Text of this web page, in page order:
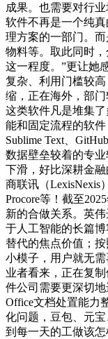
成果。也需要对行
软件不再是一个纯
理方案的一部门。
物料等。取此同时
这一程度。”更让她
复杂、利用门槛较
缩，正在海外，部
这类软件凡是堆集
能和固定流程的软
Sublime Text、
数据壁垒较着的专
下滑，好比深耕金
商联讯（LexisNexis
Procore等！截至
新的合做关系。英
于人工智能的长篇
替代的焦点价值；
小模子，用户就无
业者看来，正在复
件公司需要更深切
Office文档处置能力
化问题，豆包、元
到每一天的工做该